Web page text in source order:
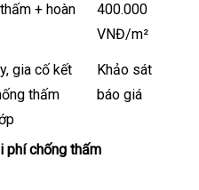
+ hoàn
400.000
VNĐ/m²
gia cố kết
thấm
Khảo sát
báo giá
phí chống thấm